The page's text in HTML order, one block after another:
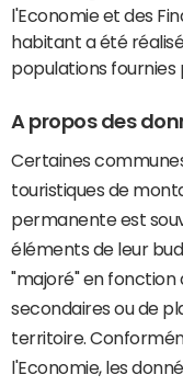
l'Economie et des
habitant a été
populations fournies
A propos des
Certaines
touristiques de
permanente est
éléments de leur
"majoré" en fonction
secondaires ou de
territoire.
l'Economie, les